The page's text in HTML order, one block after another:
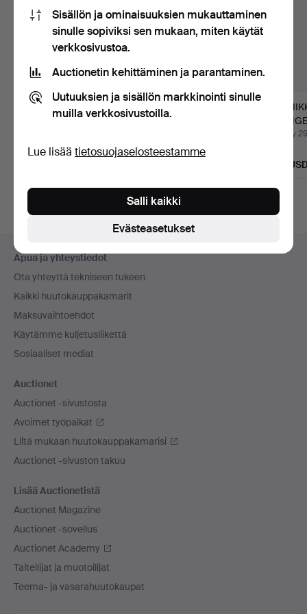
ANTIIKKINEN 1800-
LUVUN TAMMINEN
Arvio
HEALS 1900-LUVUN
PUOLIVÄLIN 2-
Arvio
Myyty
115
Alatunnistenavigaatio
Apua ja yhteystiedot
Ota yhteyttä tekniseen tukeen
Kaikki huutokauppakamarit
Maksuvaihtoehdot
Käytämme kuljetusliikettä
Sosiaaliset mediat
Auctionet
Auctionet -sivustosta
Avoimet työpaikat
Liitä mukaan huutokauppakamarisi
Auctionet -sivuston takuu
Lisää Auctionetistä
Auctionet Magazine
Auctionet -sovellus
Auctionet Academy
Taiteilijat ja muotoilijat
Teema- ja vasarahuutokaupat
Sisällön ja ominaisuuksien mukauttaminen
sinulle sopiviksi sen mukaan, miten käytät
verkkosivustoa.
Auctionetin kehittäminen ja parantaminen.
Uutuuksien ja sisällön markkinointi sinulle
muilla verkkosivustoilla.
Lue lisää tietosuojaselosteestamme
Evästeasetukset
Salli kaikki